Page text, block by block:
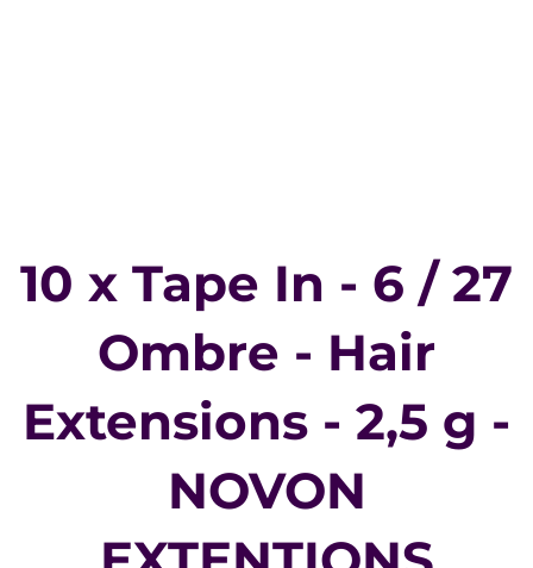
10 x Tape In - 6 / 27
Ombre - Hair
Extensions - 2,5 g -
NOVON